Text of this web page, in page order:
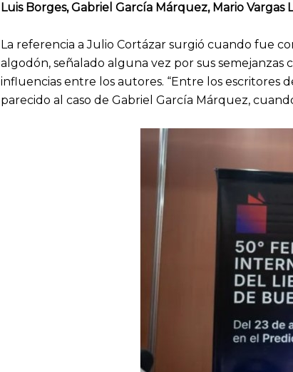
Luis Borges, Gabriel García Márquez, Mario Vargas
La referencia a Julio Cortázar surgió cuando fue
algodón, señalado alguna vez por sus
influencias entre los autores. “Entre los
parecido al caso de Gabriel García Márquez,